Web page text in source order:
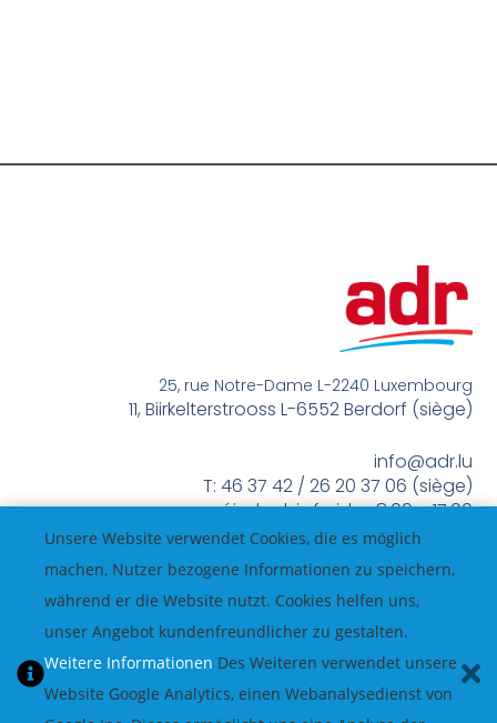
25, rue Notre-Dame L-2240 Luxembourg
11, Biirkelterstrooss L-6552 Berdorf (siège)
info@adr.lu
T: 46 37 42 / 26 20 37 06 (siège)
méindes bis freides 8:00 – 17:00
Unsere Website verwendet Cookies, die es möglich
machen, Nutzer bezogene Informationen zu speichern,
während er die Website nutzt. Cookies helfen uns,
unser Angebot kundenfreundlicher zu gestalten.
Weitere Informationen Des Weiteren verwendet unsere
Website Google Analytics, einen Webanalysedienst von